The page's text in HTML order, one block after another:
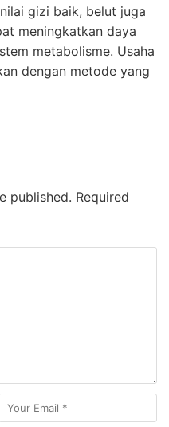
gizi baik, belut juga
meningkatkan daya
metabolisme. Usaha
dengan metode yang
published. Required